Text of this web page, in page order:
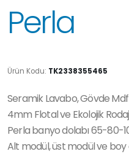
Perla
Ürün Kodu: TK2338355465
Seramik Lavabo, Gövde
4mm Flotal ve Ekolojik
Perla banyo dolabı 65-80-
Alt modül, üst modül ve boy